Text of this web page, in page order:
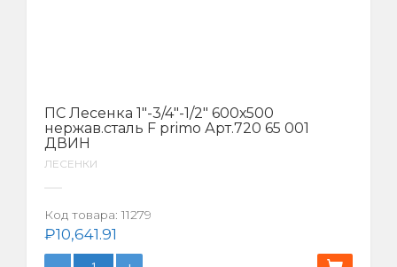
ПС Лесенка 1″-3/4″-1/2″ 600х500
нержав.сталь F primo Арт.720 65 001
ДВИН
ЛЕСЕНКИ
Код товара: 11279
₽10,641.91